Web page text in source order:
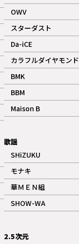
記事
OWV
記事
ギャラリー
スターダスト
記事
Da-iCE
記事
カラフルダイヤモンド
記事
BMK
記事
ギャラリー
BBM
記事
ギャラリー
Maison B
記事
歌謡
SHiZUKU
記事
モナキ
記事
華ＭＥＮ組
記事
SHOW-WA
記事
2.5次元